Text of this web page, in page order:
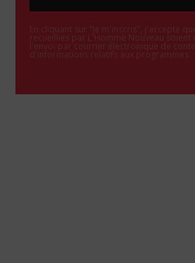
En cliquant sur "Je m'inscris", j'accepte
recueillies par L'Homme Nouveau soient
l'envoi par courrier électronique de
d'informations relatifs aux programmes.